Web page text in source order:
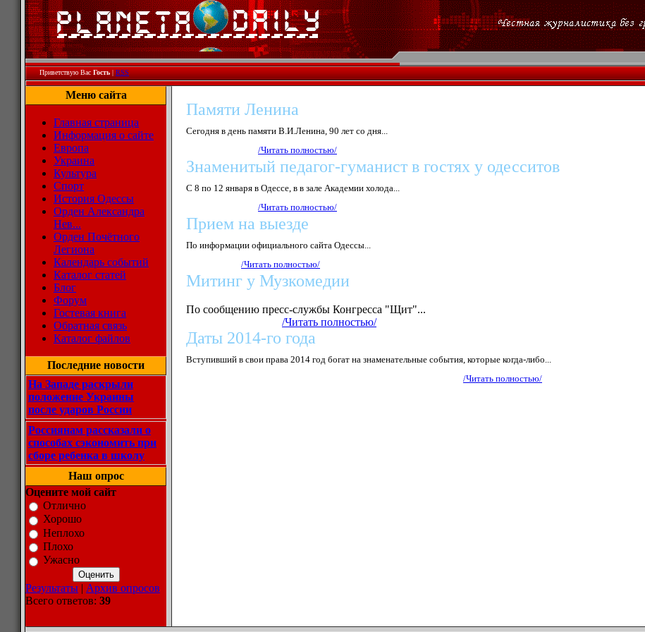
Приветствую Вас Гость|RSS
Меню сайта
Главная страница
Информация о сайте
Европа
Украина
Культура
Спорт
История Одессы
Орден Александра
Нев...
Орден Почётного
Легиона
Календарь событий
Каталог статей
Блог
Форум
Гостевая книга
Обратная связь
Каталог файлов
Последние новости
На Западе раскрыли
положение Украины
после ударов России
Россиянам рассказали о
способах сэкономить при
сборе ребенка в школу
Наш опрос
Оцените мой сайт
Отлично
Хорошо
Неплохо
Плохо
Ужасно
Результаты | Архив опросов
Всего ответов: 39
Памяти Ленина
Сегодня в день памяти В.И.Ленина, 90 лет со дня...
/Читать полностью/
Знаменитый педагог-гуманист в гостях у одесситов
С 8 по 12 января в Одессе, в в зале Академии холода...
/Читать полностью/
Прием на выезде
По информации официального сайта Одессы...
/Читать полностью/
Митинг у Музкомедии
По сообщению пресс-службы Конгресса "Щит"...
/Читать полностью/
Даты 2014-го года
Вступивший в свои права 2014 год богат на знаменательные события, которые когда-либо...
/Читать полностью/